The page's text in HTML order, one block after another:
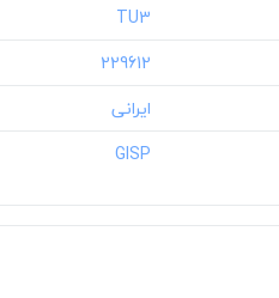
‎TU3
‎229612
‎GISP